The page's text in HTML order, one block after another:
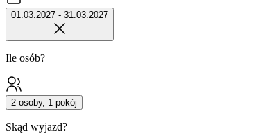
01.03.2027 - 31.03.2027
Ile osób?
2 osoby, 1 pokój
Skąd wyjazd?